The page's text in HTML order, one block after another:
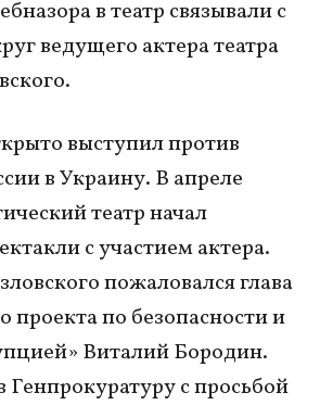
в театр связывали с
ведущего актера театра
выступил против
в Украину. В апреле
театр начал
с участием актера.
пожаловался глава
проекта по безопасности и
Виталий Бородин.
Генпрокуратуру с просьбой